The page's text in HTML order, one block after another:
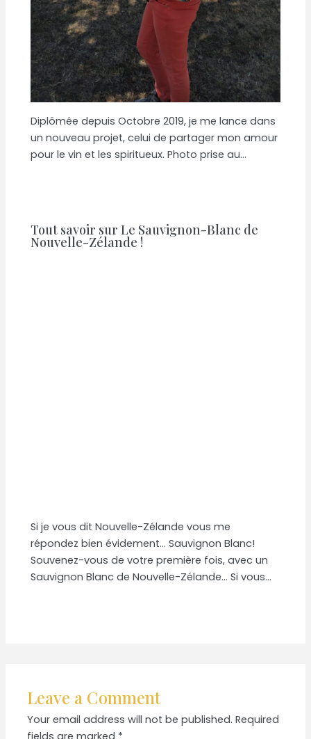
Diplômée depuis Octobre 2019, je me lance dans
un nouveau projet, celui de partager mon amour
pour le vin et les spiritueux. Photo prise au…
Tout savoir sur Le Sauvignon-Blanc de
Nouvelle-Zélande !
Si je vous dit Nouvelle-Zélande vous me
répondez bien évidement… Sauvignon Blanc!
Souvenez-vous de votre première fois, avec un
Sauvignon Blanc de Nouvelle-Zélande… Si vous…
Leave a Comment
Your email address will not be published. Required